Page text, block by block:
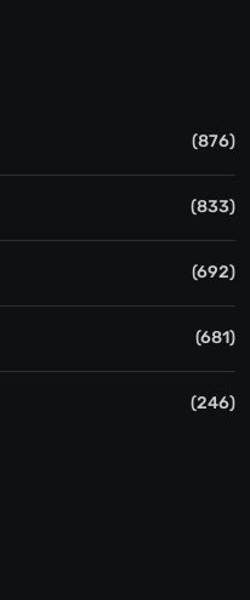
(876)
(833)
(692)
(681)
(246)